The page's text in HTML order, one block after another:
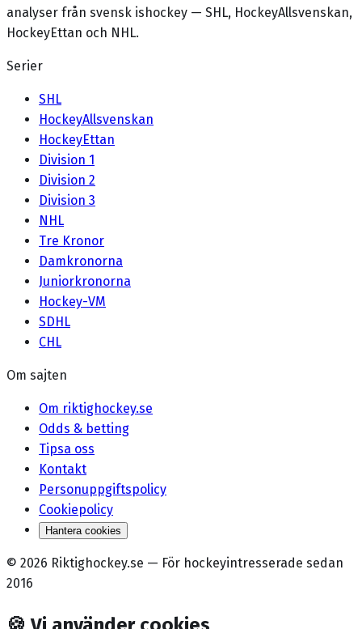
analyser från svensk ishockey — SHL, HockeyAllsvenskan,
HockeyEttan och NHL.
Serier
SHL
HockeyAllsvenskan
HockeyEttan
Division 1
Division 2
Division 3
NHL
Tre Kronor
Damkronorna
Juniorkronorna
Hockey-VM
SDHL
CHL
Om sajten
Om riktighockey.se
Odds & betting
Tipsa oss
Kontakt
Personuppgiftspolicy
Cookiepolicy
Hantera cookies
© 2026 Riktighockey.se — För hockeyintresserade sedan
2016